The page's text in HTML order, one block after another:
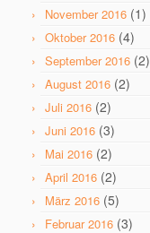
November 2016 (1)
Oktober 2016 (4)
September 2016 (2)
August 2016 (2)
Juli 2016 (2)
Juni 2016 (3)
Mai 2016 (2)
April 2016 (2)
März 2016 (5)
Februar 2016 (3)